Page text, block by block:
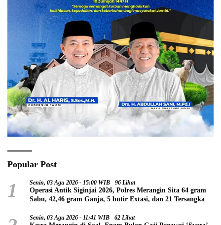
Popular Post
1 Senin, 03 Agu 2026 - 15:00 WIB 96 Lihat
Operasi Antik Siginjai 2026, Polres Merangin Sita 64 gram
Sabu, 42,46 gram Ganja, 5 butir Extasi, dan 21 Tersangka
Senin, 03 Agu 2026 - 11:41 WIB 62 Lihat